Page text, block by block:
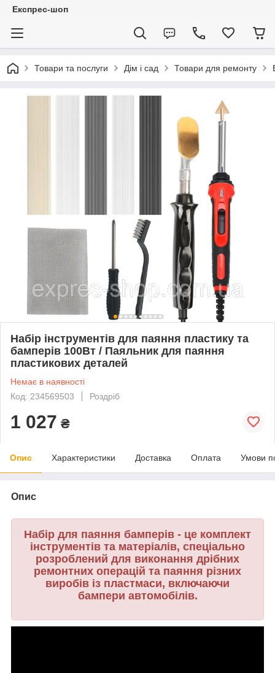
Експрес-шоп
Товари та послуги Дім і сад Товари для ремонту
Набір інструментів для паяння пластику та
бамперів 100Вт / Паяльник для паяння
пластикових деталей
Немає в наявності
Код: 234569503
Роздріб
1 027 ₴
Опис Характеристики Доставка Оплата Умови
Опис
Набір для паяння бамперів - це комплект
інструментів та матеріалів, спеціально
розроблений для виконання дрібних
ремонтних операцій та паяння різних
виробів із пластмаси, включаючи
бампери автомобілів.